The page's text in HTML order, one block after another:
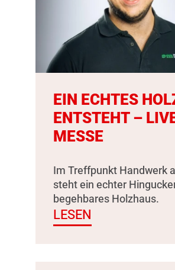
EIN ECHTES
ENTSTEHT –
MESSE
Im Treffpunkt Handwerk
steht ein echter
begehbares Holzhaus.
LESEN